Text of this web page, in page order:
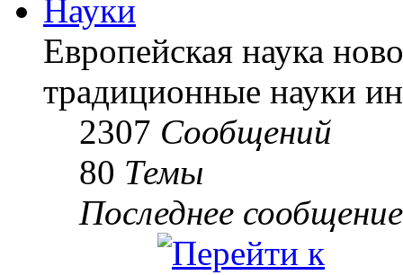
Науки
Европейская наука
традиционные науки
2307 Сообщений
80 Темы
Последнее сообщение